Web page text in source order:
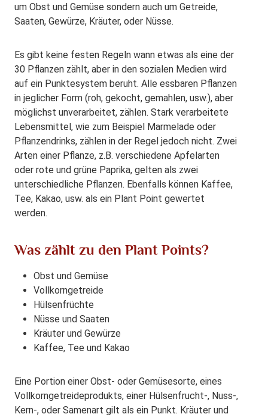
um Obst und Gemüse sondern auch um Getreide,
Saaten, Gewürze, Kräuter, oder Nüsse.
Es gibt keine festen Regeln wann etwas als eine der
30 Pflanzen zählt, aber in den sozialen Medien wird
auf ein Punktesystem beruht. Alle essbaren Pflanzen
in jeglicher Form (roh, gekocht, gemahlen, usw.), aber
möglichst unverarbeitet, zählen. Stark verarbeitete
Lebensmittel, wie zum Beispiel Marmelade oder
Pflanzendrinks, zählen in der Regel jedoch nicht. Zwei
Arten einer Pflanze, z.B. verschiedene Apfelarten
oder rote und grüne Paprika, gelten als zwei
unterschiedliche Pflanzen. Ebenfalls können Kaffee,
Tee, Kakao, usw. als ein Plant Point gewertet
werden.
Was zählt zu den Plant Points?
Obst und Gemüse
Vollkorngetreide
Hülsenfrüchte
Nüsse und Saaten
Kräuter und Gewürze
Kaffee, Tee und Kakao
Eine Portion einer Obst- oder Gemüsesorte, eines
Vollkorngetreideprodukts, einer Hülsenfrucht-, Nuss-,
Kern-, oder Samenart gilt als ein Punkt. Kräuter und